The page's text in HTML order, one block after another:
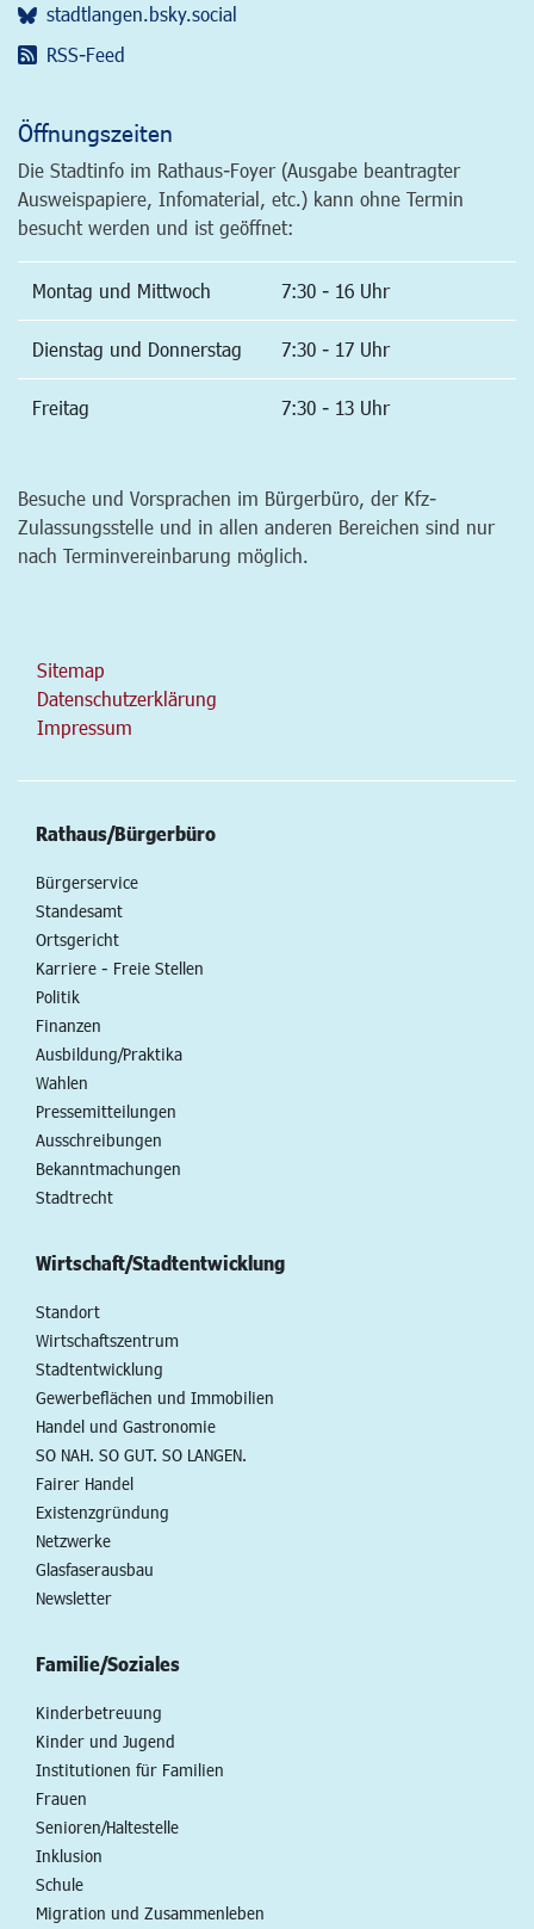
stadtlangen.bsky.social
RSS-Feed
Öffnungszeiten
Die Stadtinfo im Rathaus-Foyer (Ausgabe beantragter
Ausweispapiere, Infomaterial, etc.) kann ohne Termin
besucht werden und ist geöffnet:
Montag und Mittwoch 7:30 - 16 Uhr
Dienstag und Donnerstag 7:30 - 17 Uhr
Freitag 7:30 - 13 Uhr
Besuche und Vorsprachen im Bürgerbüro, der Kfz-
Zulassungsstelle und in allen anderen Bereichen sind nur
nach Terminvereinbarung möglich.
Sitemap
Datenschutzerklärung
Impressum
Rathaus/Bürgerbüro
Bürgerservice
Standesamt
Ortsgericht
Karriere - Freie Stellen
Politik
Finanzen
Ausbildung/Praktika
Wahlen
Pressemitteilungen
Ausschreibungen
Bekanntmachungen
Stadtrecht
Wirtschaft/Stadtentwicklung
Standort
Wirtschaftszentrum
Stadtentwicklung
Gewerbeflächen und Immobilien
Handel und Gastronomie
SO NAH. SO GUT. SO LANGEN.
Fairer Handel
Existenzgründung
Netzwerke
Glasfaserausbau
Newsletter
Familie/Soziales
Kinderbetreuung
Kinder und Jugend
Institutionen für Familien
Frauen
Senioren/Haltestelle
Inklusion
Schule
Migration und Zusammenleben